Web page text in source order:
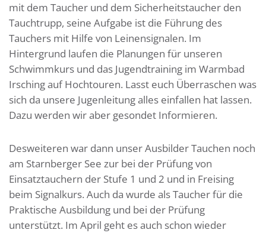
mit dem Taucher und dem Sicherheitstaucher den
Tauchtrupp, seine Aufgabe ist die Führung des
Tauchers mit Hilfe von Leinensignalen. Im
Hintergrund laufen die Planungen für unseren
Schwimmkurs und das Jugendtraining im Warmbad
Irsching auf Hochtouren. Lasst euch Überraschen was
sich da unsere Jugenleitung alles einfallen hat lassen.
Dazu werden wir aber gesondet Informieren.
Desweiteren war dann unser Ausbilder Tauchen noch
am Starnberger See zur bei der Prüfung von
Einsatztauchern der Stufe 1 und 2 und in Freising
beim Signalkurs. Auch da wurde als Taucher für die
Praktische Ausbildung und bei der Prüfung
unterstützt. Im April geht es auch schon wieder